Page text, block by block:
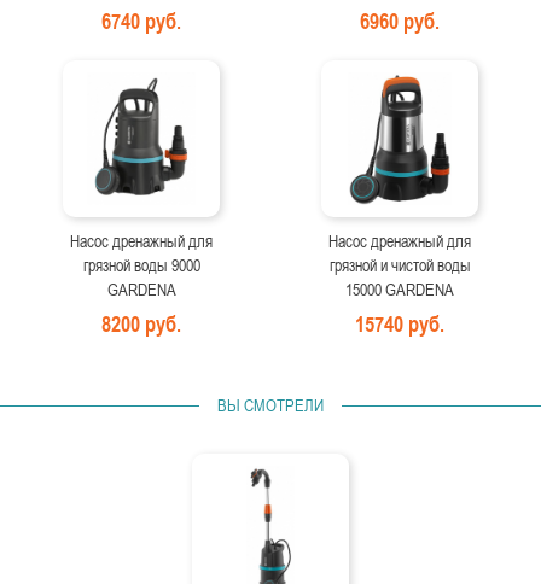
6740 руб. 6960 руб.
Насос дренажный для
грязной воды 9000
GARDENA
8200 руб.
Насос дренажный для
грязной и чистой воды
15000 GARDENA
15740 руб.
ВЫ СМОТРЕЛИ